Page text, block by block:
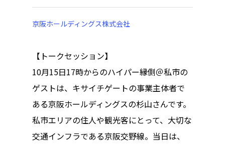
京阪ホールディングス株式会社
【トークセッション】
10月15日17時からのハイパー縁側＠私市の
ゲストは、キサイチゲートの事業主体者で
ある京阪ホールディングスの杉山さんです。
私市エリアの住人や観光客にとって、大切な
交通インフラである京阪交野線。当日は、
ハイパー縁側@三輪
ハイパー縁側@夢キ
ハイパー縁側@東本